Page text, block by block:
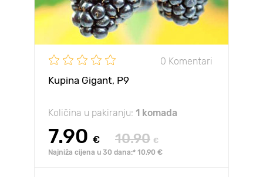
0 Komentari
Kupina Gigant, Р9
Količina u pakiranju: 1 komada
7.90 € 10.90 €
Najniža cijena u 30 dana:* 10.90 €